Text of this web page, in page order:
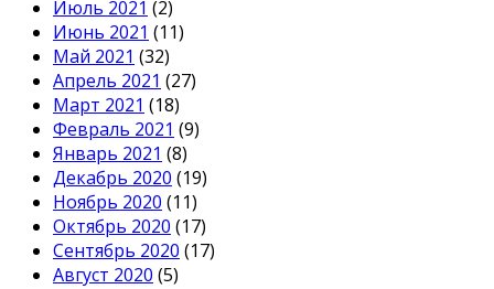
Июль 2021 (2)
Июнь 2021 (11)
Май 2021 (32)
Апрель 2021 (27)
Март 2021 (18)
Февраль 2021 (9)
Январь 2021 (8)
Декабрь 2020 (19)
Ноябрь 2020 (11)
Октябрь 2020 (17)
Сентябрь 2020 (17)
Август 2020 (5)